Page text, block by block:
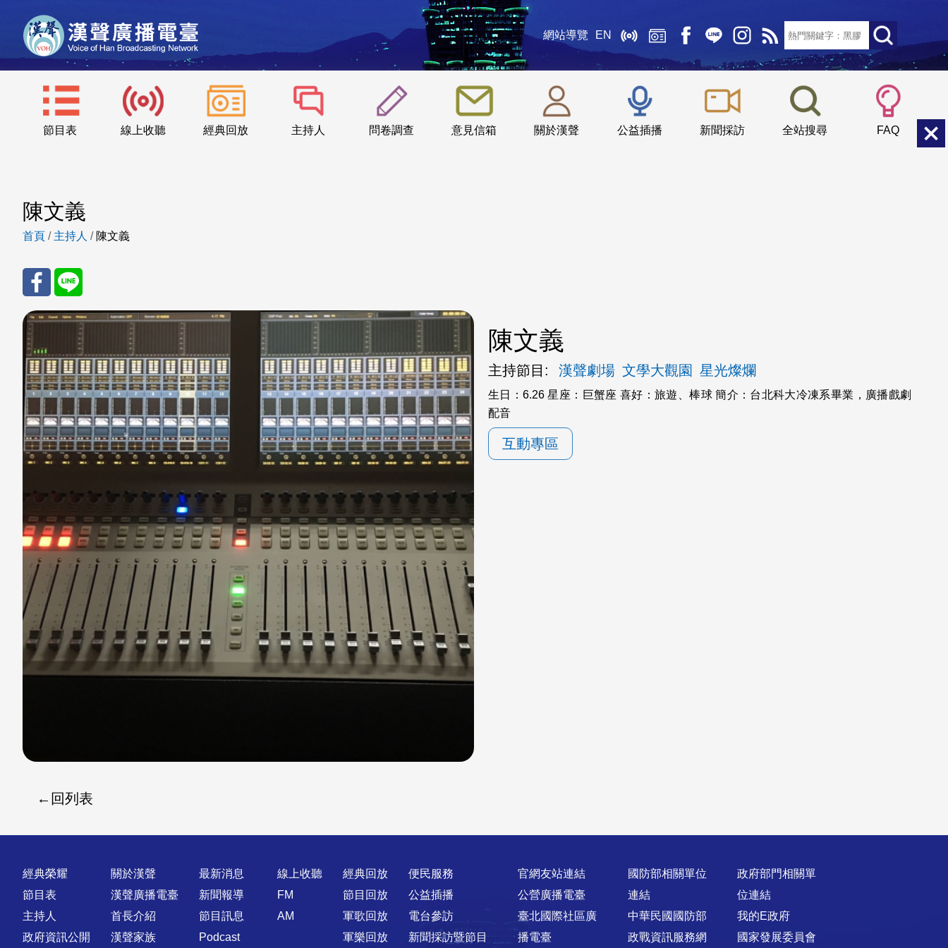
網站導覽 EN
節目表 線上收聽 經典回放 主持人 問卷調查 意見信箱 關於漢聲 公益插播 新聞採訪 全站搜尋 FAQ
::: 小 中
陳文義
首頁 / 主持人 / 陳文義
分享
至
Fac
eBo
ok
分享
至
Line
陳文義
主持節目: 漢聲劇場 文學大觀園 星光燦爛
生日：6.26 星座：巨蟹座 喜好：旅遊、棒球 簡介：台北科大冷凍系畢業，廣播戲劇
配音
互動專區
回列表
快速連結
經典榮耀
節目表
主持人
政府資訊公開
關於漢聲
漢聲廣播電臺
首長介紹
漢聲家族
最新消息
新聞報導
節目訊息
Podcast
線上收聽
FM
AM
經典回放
節目回放
軍歌回放
軍樂回放
便民服務
公益插播
電台參訪
新聞採訪暨節目
官網友站連結
公營廣播電臺
臺北國際社區廣
播電臺
國防部相關單位
連結
中華民國國防部
政戰資訊服務網
政府部門相關單
位連結
我的E政府
國家發展委員會